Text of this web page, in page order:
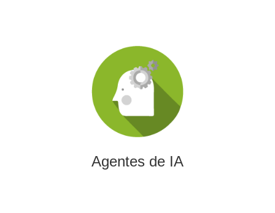
Agentes de IA
Agentes de IA
Diseñamos agentes de inteligencia artificial capaces de
automatizar procesos, optimizar decisiones y transformar
la eficiencia empresarial.